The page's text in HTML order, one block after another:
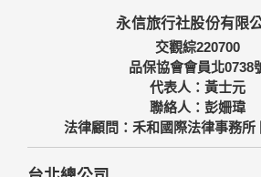
備及必要的安全防護措施，加以保護網站
嚴格的保護措施，只由經過授權的人員才
料，相關處理人員皆簽有保密合約，如有
會受到相關的法律處分。
如因業務需要有必要委託其他單位提供服
格要求其遵守保密義務，並且採取必要檢
實遵守。
四、網站對外的相關連結
永信旅行社股份有限
交觀綜220700
品保協會會員北0738
代表人：黃士元
聯絡人：彭姍瑋
法律顧問：禾和國際法律事務所